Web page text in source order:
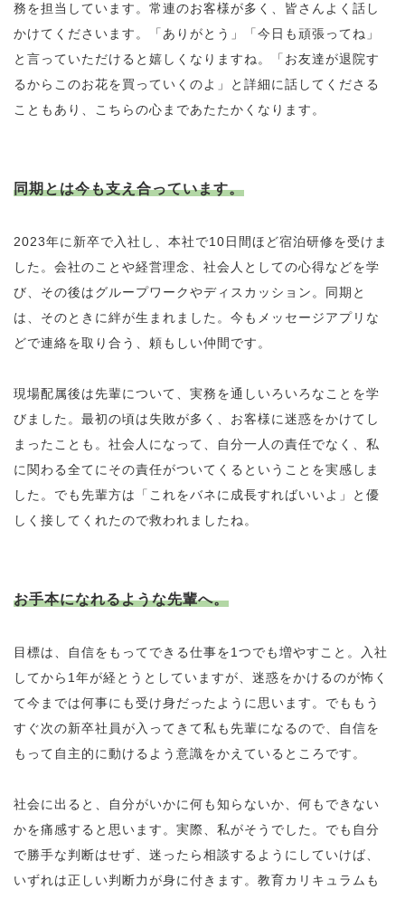
務を担当しています。常連のお客様が多く、皆さんよく話し
かけてくださいます。「ありがとう」「今日も頑張ってね」
と言っていただけると嬉しくなりますね。「お友達が退院す
るからこのお花を買っていくのよ」と詳細に話してくださる
こともあり、こちらの心まであたたかくなります。
同期とは今も支え合っています。
2023年に新卒で入社し、本社で10日間ほど宿泊研修を受けま
した。会社のことや経営理念、社会人としての心得などを学
び、その後はグループワークやディスカッション。同期と
は、そのときに絆が生まれました。今もメッセージアプリな
どで連絡を取り合う、頼もしい仲間です。
現場配属後は先輩について、実務を通しいろいろなことを学
びました。最初の頃は失敗が多く、お客様に迷惑をかけてし
まったことも。社会人になって、自分一人の責任でなく、私
に関わる全てにその責任がついてくるということを実感しま
した。でも先輩方は「これをバネに成長すればいいよ」と優
しく接してくれたので救われましたね。
お手本になれるような先輩へ。
目標は、自信をもってできる仕事を1つでも増やすこと。入社
してから1年が経とうとしていますが、迷惑をかけるのが怖く
て今までは何事にも受け身だったように思います。でももう
すぐ次の新卒社員が入ってきて私も先輩になるので、自信を
もって自主的に動けるよう意識をかえているところです。
社会に出ると、自分がいかに何も知らないか、何もできない
かを痛感すると思います。実際、私がそうでした。でも自分
で勝手な判断はせず、迷ったら相談するようにしていけば、
いずれは正しい判断力が身に付きます。教育カリキュラムも